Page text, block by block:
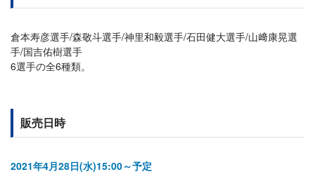
倉本寿彦選手/森敬斗選手/神里和毅選手/石田健大選手/山﨑康晃選
手/国吉佑樹選手
6選手の全6種類。
販売日時
2021年4月28日(水)15:00～予定